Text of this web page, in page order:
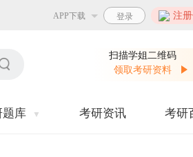
APP下载 注
扫描学姐二维码
领取考研资料
题库 ▼ 考研资讯 考研